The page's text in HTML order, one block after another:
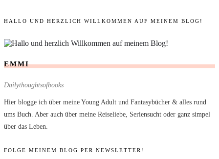
HALLO UND HERZLICH WILLKOMMEN AUF MEINEM BLOG!
EMMI
Dailythoughtsofbooks
Hier blogge ich über meine Young Adult und Fantasybücher & alles rund
ums Buch. Aber auch über meine Reiseliebe, Seriensucht oder ganz simpel
über das Leben.
FOLGE MEINEM BLOG PER NEWSLETTER!